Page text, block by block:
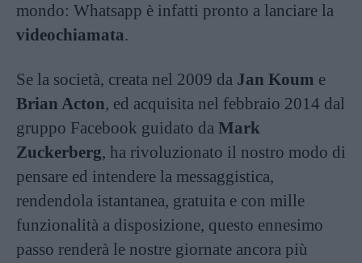
mondo: Whatsapp è infatti pronto a lanciare la
videochiamata.
Se la società, creata nel 2009 da Jan Koum e
Brian Acton, ed acquisita nel febbraio 2014 dal
gruppo Facebook guidato da Mark
Zuckerberg, ha rivoluzionato il nostro modo di
pensare ed intendere la messaggistica,
rendendola istantanea, gratuita e con mille
funzionalità a disposizione, questo ennesimo
passo renderà le nostre giornate ancora più